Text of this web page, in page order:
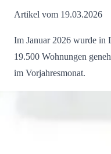
Artikel vom 19.03.2026
Im Januar 2026 wurde in
19.500 Wohnungen
im Vorjahresmonat.